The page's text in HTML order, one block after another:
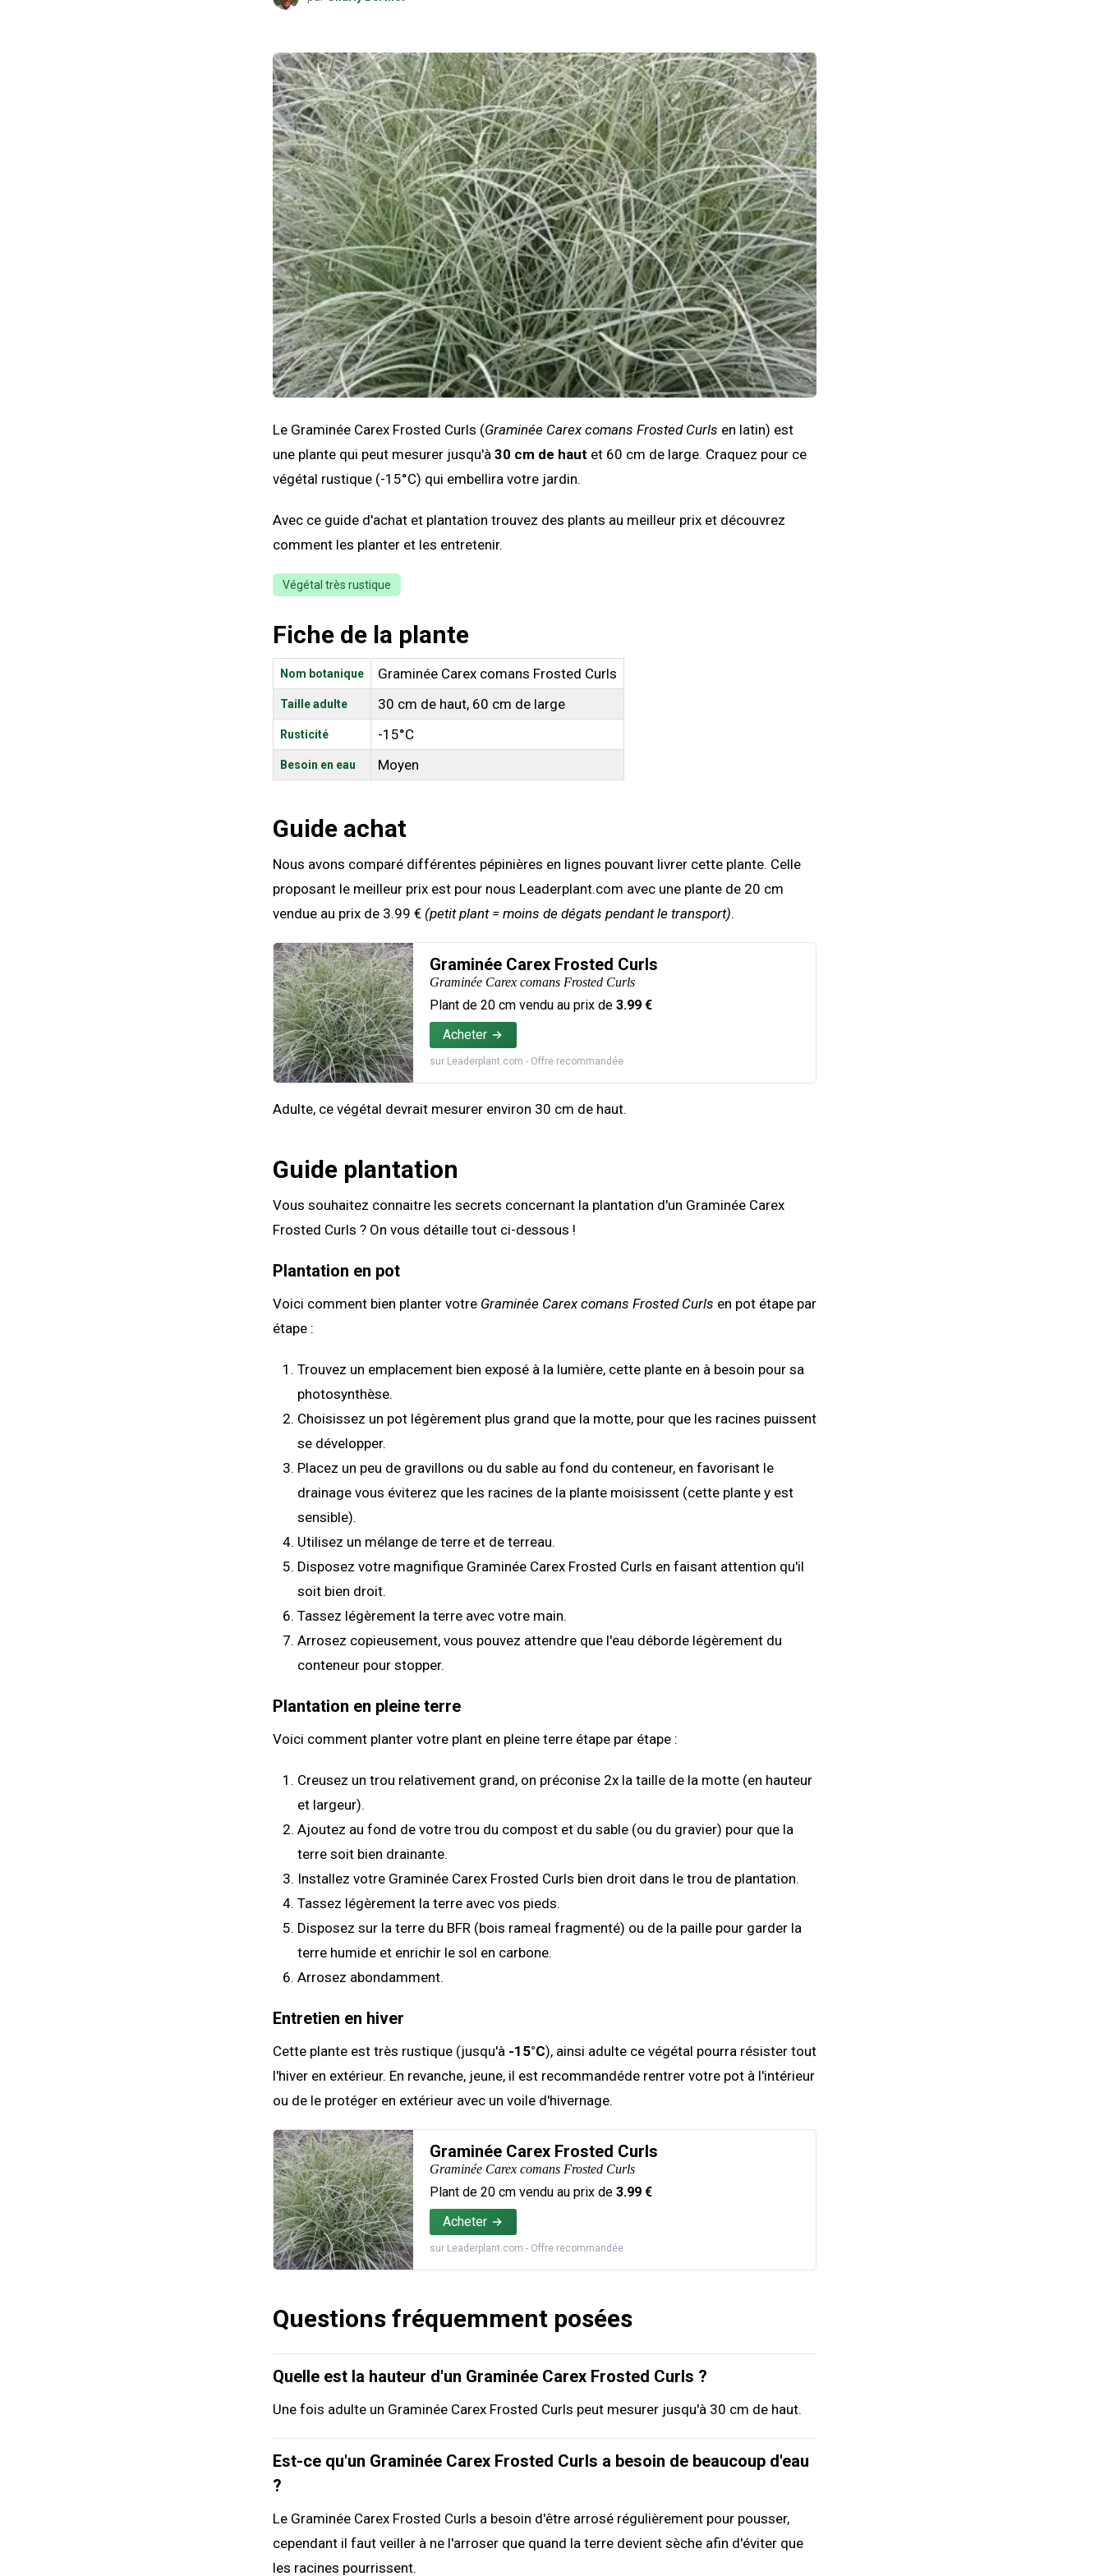
Le Graminée Carex Frosted Curls (Graminée Carex comans Frosted Curls en latin) est
une plante qui peut mesurer jusqu'à 30 cm de haut et 60 cm de large. Craquez pour ce
végétal rustique (-15°C) qui embellira votre jardin.
Avec ce guide d'achat et plantation trouvez des plants au meilleur prix et découvrez
comment les planter et les entretenir.
Végétal très rustique
Fiche de la plante
Nom botanique Graminée Carex comans Frosted Curls
Taille adulte 30 cm de haut, 60 cm de large
Rusticité -15°C
Besoin en eau Moyen
Guide achat
Nous avons comparé différentes pépinières en lignes pouvant livrer cette plante. Celle
proposant le meilleur prix est pour nous Leaderplant.com avec une plante de 20 cm
vendue au prix de 3.99 € (petit plant = moins de dégats pendant le transport).
Graminée Carex Frosted Curls
Graminée Carex comans Frosted Curls
Plant de 20 cm vendu au prix de 3.99 €
Acheter
sur Leaderplant.com - Offre recommandée
Adulte, ce végétal devrait mesurer environ 30 cm de haut.
Guide plantation
Vous souhaitez connaitre les secrets concernant la plantation d'un Graminée Carex
Frosted Curls ? On vous détaille tout ci-dessous !
Plantation en pot
Voici comment bien planter votre Graminée Carex comans Frosted Curls en pot étape par
étape :
Trouvez un emplacement bien exposé à la lumière, cette plante en à besoin pour sa
photosynthèse.
Choisissez un pot légèrement plus grand que la motte, pour que les racines puissent
se développer.
Placez un peu de gravillons ou du sable au fond du conteneur, en favorisant le
drainage vous éviterez que les racines de la plante moisissent (cette plante y est
sensible).
Utilisez un mélange de terre et de terreau.
Disposez votre magnifique Graminée Carex Frosted Curls en faisant attention qu'il
soit bien droit.
Tassez légèrement la terre avec votre main.
Arrosez copieusement, vous pouvez attendre que l'eau déborde légèrement du
conteneur pour stopper.
Plantation en pleine terre
Voici comment planter votre plant en pleine terre étape par étape :
Creusez un trou relativement grand, on préconise 2x la taille de la motte (en hauteur
et largeur).
Ajoutez au fond de votre trou du compost et du sable (ou du gravier) pour que la
terre soit bien drainante.
Installez votre Graminée Carex Frosted Curls bien droit dans le trou de plantation.
Tassez légèrement la terre avec vos pieds.
Disposez sur la terre du BFR (bois rameal fragmenté) ou de la paille pour garder la
terre humide et enrichir le sol en carbone.
Arrosez abondamment.
Entretien en hiver
Cette plante est très rustique (jusqu'à -15°C), ainsi adulte ce végétal pourra résister tout
l'hiver en extérieur. En revanche, jeune, il est recommandéde rentrer votre pot à l'intérieur
ou de le protéger en extérieur avec un voile d'hivernage.
Graminée Carex Frosted Curls
Graminée Carex comans Frosted Curls
Plant de 20 cm vendu au prix de 3.99 €
Acheter
sur Leaderplant.com - Offre recommandée
Questions fréquemment posées
Quelle est la hauteur d'un Graminée Carex Frosted Curls ?
Une fois adulte un Graminée Carex Frosted Curls peut mesurer jusqu'à 30 cm de haut.
Est-ce qu'un Graminée Carex Frosted Curls a besoin de beaucoup d'eau
?
Le Graminée Carex Frosted Curls a besoin d'être arrosé régulièrement pour pousser,
cependant il faut veiller à ne l'arroser que quand la terre devient sèche afin d'éviter que
les racines pourrissent.